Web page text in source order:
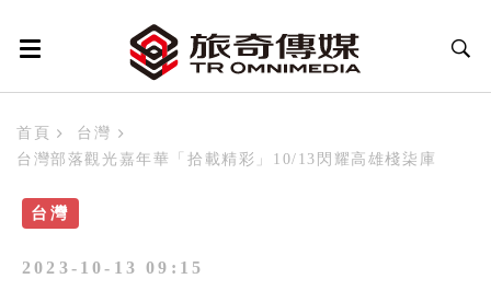
首頁
台灣
台灣部落觀光嘉年華「拾載精彩」10/13閃耀高雄棧柒庫
台灣
2023-10-13 09:15